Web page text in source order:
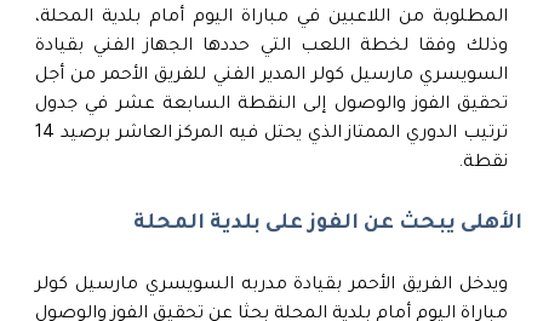
المطلوبة من اللاعبين في مباراة اليوم أمام بلدية المحلة،
وذلك وفقا لخطة اللعب التي حددها الجهاز الفني بقيادة
السويسري مارسيل كولر المدير الفني للفريق الأحمر من أجل
تحقيق الفوز والوصول إلى النقطة السابعة عشر في جدول
ترتيب الدوري الممتاز الذي يحتل فيه المركز العاشر برصيد 14
نقطة.
الأهلى يبحث عن الفوز على بلدية المحلة
ويدخل الفريق الأحمر بقيادة مدربه السويسري مارسيل كولر
مباراة اليوم أمام بلدية المحلة بحثا عن تحقيق الفوز والوصول